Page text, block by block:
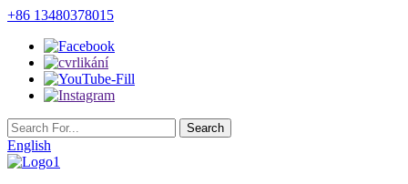
+86 13480378015
English